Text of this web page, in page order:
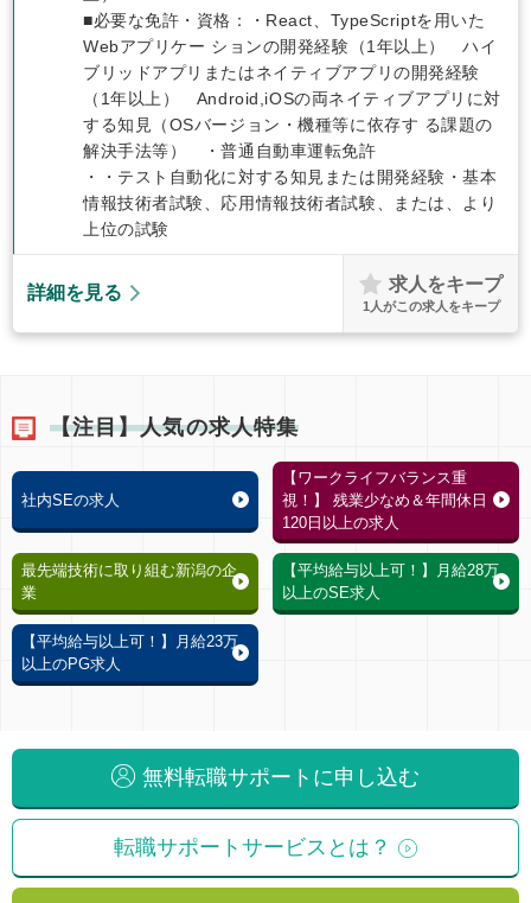
■必要な免許・資格：・React、TypeScriptを用いた
Webアプリケー ションの開発経験（1年以上） ハイ
ブリッドアプリまたはネイティブアプリの開発経験
（1年以上） Android,iOSの両ネイティブアプリに対
する知見（OSバージョン・機種等に依存す る課題の
解決手法等） ・普通自動車運転免許
・・テスト自動化に対する知見または開発経験・基本
情報技術者試験、応用情報技術者試験、または、より
上位の試験
詳細を見る 求人をキープ
1 人がこの求人をキープ
【注目】人気の求人特集
社内SEの求人
【ワークライフバランス重
視！】 残業少なめ＆年間休日
120日以上の求人
最先端技術に取り組む新潟の企
業
【平均給与以上可！】月給28万
以上のSE求人
【平均給与以上可！】月給23万
以上のPG求人
無料転職サポートに申し込む
転職サポートサービスとは？